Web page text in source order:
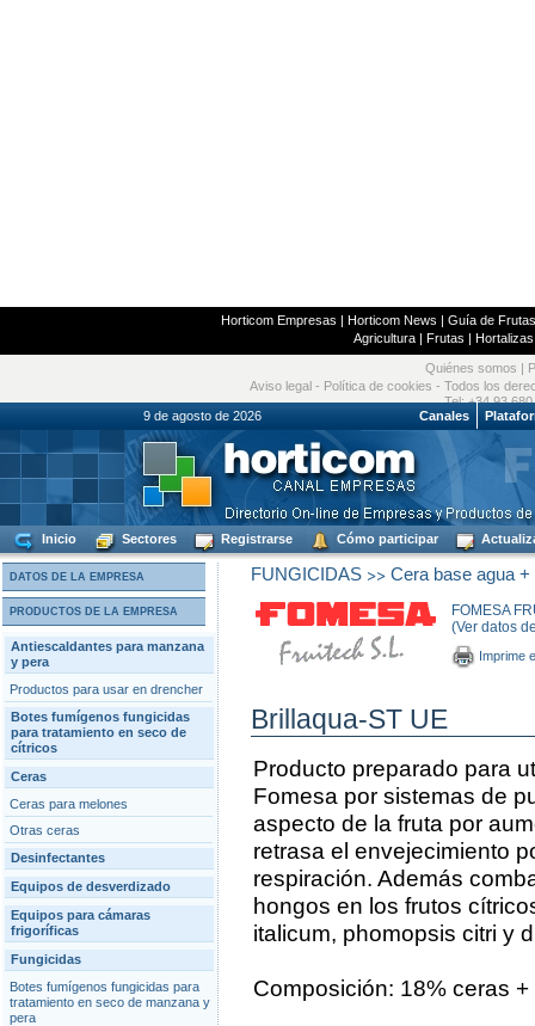
Horticom Empresas | Horticom News | Guía de
Agricultura| Frutas | Hortalizas
Quiénes somos
Aviso legal - Política de cookies - Todos los
Tel: +34 93
9 de agosto de 2026
Canales
Inicio Sectores Registrarse Cómo participar
DATOS DE LA EMPRESA
PRODUCTOS DE LA EMPRESA
Antiescaldantes para manzana
y pera
Productos para usar en drencher
Botes fumígenos fungicidas
para tratamiento en seco de
cítricos
Ceras
Ceras para melones
Otras ceras
Desinfectantes
Equipos de desverdizado
Equipos para cámaras
frigoríficas
Fungicidas
Botes fumígenos fungicidas para
tratamiento en seco de manzana y
pera
FUNGICIDAS>> Cera base agua
FOMESA
(Ver datos
Imprime
Brillaqua-ST UE
Producto preparado para
Fomesa por sistemas de
aspecto de la fruta por
retrasa el envejecimiento
respiración. Además
hongos en los frutos
italicum, phomopsis citri y
Composición: 18% ceras